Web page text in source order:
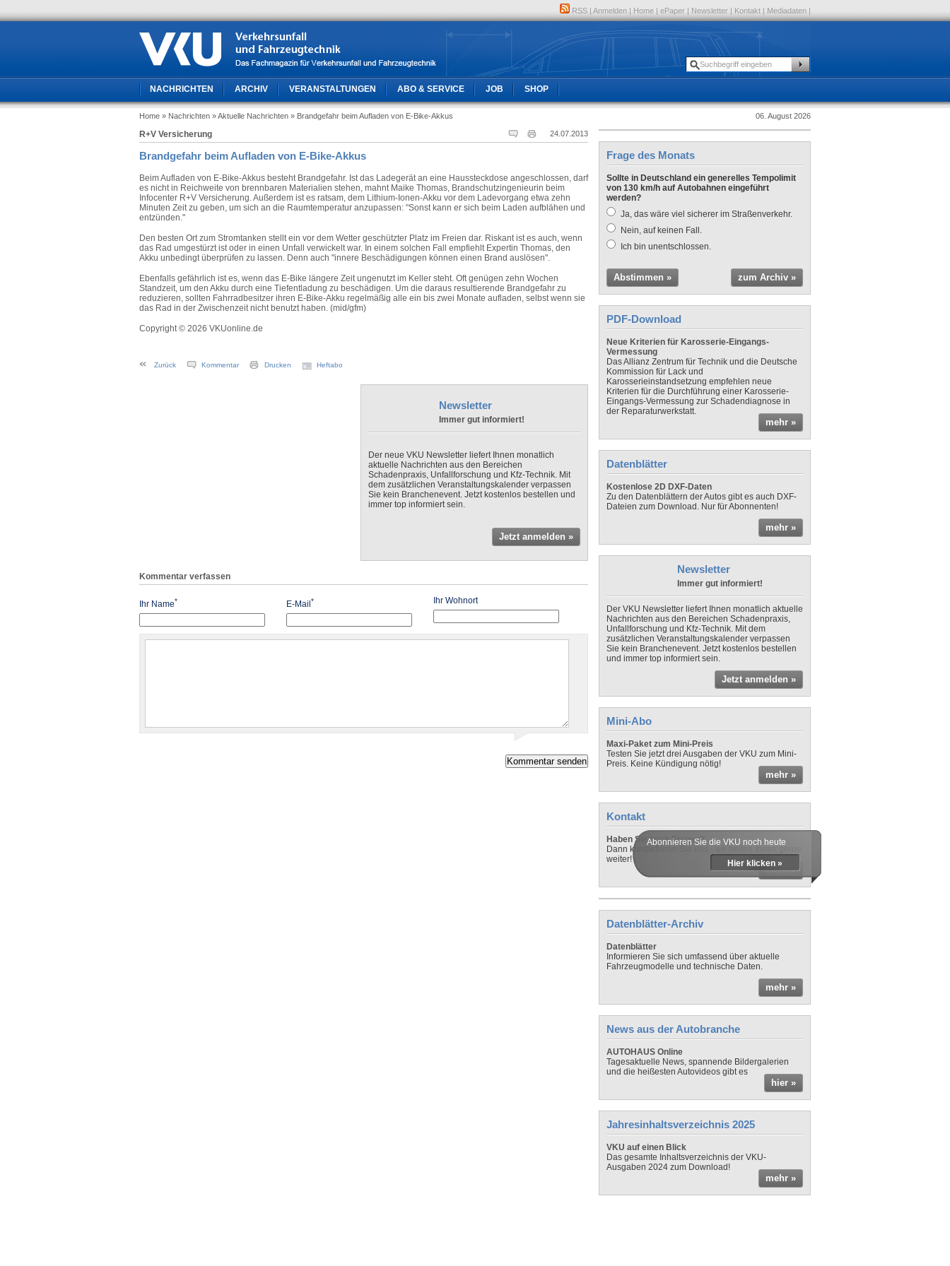
RSS | Anmelden | Home | ePaper | Newsletter | Kontakt | Mediadaten |
NACHRICHTEN ARCHIV VERANSTALTUNGEN ABO & SERVICE JOB SHOP
Home » Nachrichten » Aktuelle Nachrichten » Brandgefahr beim Aufladen von E-Bike-Akkus 06. August 2026
24.07.2013
R+V Versicherung
Brandgefahr beim Aufladen von E-Bike-Akkus
Beim Aufladen von E-Bike-Akkus besteht Brandgefahr. Ist das Ladegerät an eine Haussteckdose angeschlossen, darf
es nicht in Reichweite von brennbaren Materialien stehen, mahnt Maike Thomas, Brandschutzingenieurin beim
Infocenter R+V Versicherung. Außerdem ist es ratsam, dem Lithium-Ionen-Akku vor dem Ladevorgang etwa zehn
Minuten Zeit zu geben, um sich an die Raumtemperatur anzupassen: "Sonst kann er sich beim Laden aufblähen und
entzünden."
Den besten Ort zum Stromtanken stellt ein vor dem Wetter geschützter Platz im Freien dar. Riskant ist es auch, wenn
das Rad umgestürzt ist oder in einen Unfall verwickelt war. In einem solchen Fall empfiehlt Expertin Thomas, den
Akku unbedingt überprüfen zu lassen. Denn auch "innere Beschädigungen können einen Brand auslösen".
Ebenfalls gefährlich ist es, wenn das E-Bike längere Zeit ungenutzt im Keller steht. Oft genügen zehn Wochen
Standzeit, um den Akku durch eine Tiefentladung zu beschädigen. Um die daraus resultierende Brandgefahr zu
reduzieren, sollten Fahrradbesitzer ihren E-Bike-Akku regelmäßig alle ein bis zwei Monate aufladen, selbst wenn sie
das Rad in der Zwischenzeit nicht benutzt haben. (mid/gfm)
Copyright © 2026 VKUonline.de
Zurück Kommentar Drucken Heftabo
Newsletter
Immer gut informiert!
Der neue VKU Newsletter liefert Ihnen monatlich
aktuelle Nachrichten aus den Bereichen
Schadenpraxis, Unfallforschung und Kfz-Technik. Mit
dem zusätzlichen Veranstaltungskalender verpassen
Sie kein Branchenevent. Jetzt kostenlos bestellen und
immer top informiert sein.
Jetzt anmelden »
Kommentar verfassen
Ihr Name* E-Mail * Ihr Wohnort
Frage des Monats
Sollte in Deutschland ein generelles Tempolimit
von 130 km/h auf Autobahnen eingeführt
werden?
Ja, das wäre viel sicherer im Straßenverkehr.
Nein, auf keinen Fall.
Ich bin unentschlossen.
Abstimmen » zum Archiv »
PDF-Download
Neue Kriterien für Karosserie-Eingangs-
Vermessung
Das Allianz Zentrum für Technik und die Deutsche
Kommission für Lack und
Karosserieinstandsetzung empfehlen neue
Kriterien für die Durchführung einer Karosserie-
Eingangs-Vermessung zur Schadendiagnose in
der Reparaturwerkstatt.
mehr »
Datenblätter
Kostenlose 2D DXF-Daten
Zu den Datenblättern der Autos gibt es auch DXF-
Dateien zum Download. Nur für Abonnenten!
mehr »
Newsletter
Immer gut informiert!
Der VKU Newsletter liefert Ihnen monatlich aktuelle
Nachrichten aus den Bereichen Schadenpraxis,
Unfallforschung und Kfz-Technik. Mit dem
zusätzlichen Veranstaltungskalender verpassen
Sie kein Branchenevent. Jetzt kostenlos bestellen
und immer top informiert sein.
Jetzt anmelden »
Mini-Abo
Maxi-Paket zum Mini-Preis
Testen Sie jetzt drei Ausgaben der VKU zum Mini-
Preis. Keine Kündigung nötig!
mehr »
Kontakt
Haben Sie noch Fragen?
Dann kontaktieren Sie uns - wir helfen Ihnen gerne
weiter!
mehr »
Abonnieren Sie die VKU noch heute
Hier klicken »
Datenblätter-Archiv
Datenblätter
Informieren Sie sich umfassend über aktuelle
Fahrzeugmodelle und technische Daten.
mehr »
News aus der Autobranche
AUTOHAUS Online
Tagesaktuelle News, spannende Bildergalerien
und die heißesten Autovideos gibt es
hier »
Jahresinhaltsverzeichnis 2025
VKU auf einen Blick
Das gesamte Inhaltsverzeichnis der VKU-
Ausgaben 2024 zum Download!
mehr »